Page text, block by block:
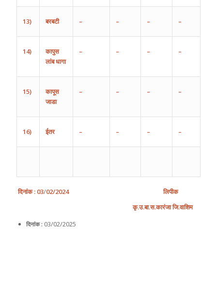
13) बरबटी – – – –
14)
कापुस
लांबधागा
– – – –
15)
कापूस
जाडा
– – – –
16) ईतर – – – –
दिनांक : 03/02/2024
लिपीक
कृ.उ.बा.स.कारंजाजि.वाशिम
दिनांक : 03/02/2025